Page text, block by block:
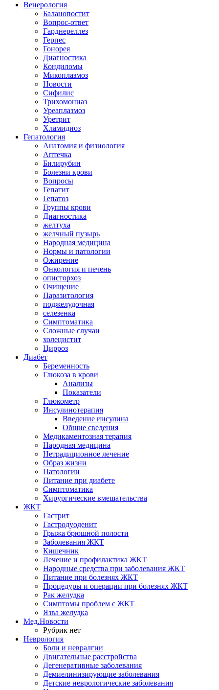
Венерология
Баланопостит
Вопрос-ответ
Гарднереллез
Герпес
Гонорея
Диагностика
Кондиломы
Микоплазмоз
Новости
Сифилис
Трихомониаз
Уреаплазмоз
Уретрит
Хламидиоз
Гепатология
Анатомия и физиология
Аптечка
Билирубин
Болезни крови
Вопросы
Гепатит
Гепатоз
Группы крови
Диагностика
желтуха
желчный пузырь
Народная медицина
Нормы и патологии
Ожирение
Онкология и печень
описторхоз
Очищение
Паразитология
поджелудочная
селезенка
Симптоматика
Сложные случаи
холецистит
Цирроз
Диабет
Беременность
Глюкоза в крови
Анализы
Показатели
Глюкометр
Инсулинотерапия
Введение инсулина
Общие сведения
Медикаментозная терапия
Народная медицина
Нетрадиционное лечение
Образ жизни
Патологии
Питание при диабете
Симптоматика
Хирургические вмешательства
ЖКТ
Гастрит
Гастродуоденит
Грыжа брюшной полости
Заболевания ЖКТ
Кишечник
Лечение и профилактика ЖКТ
Народные средства при заболевания ЖКТ
Питание при болезнях ЖКТ
Процедуры и операции при болезнях ЖКТ
Рак желудка
Симптомы проблем с ЖКТ
Язва желудка
Мед.Новости
Рубрик нет
Неврология
Боли и невралгии
Двигательные расстройства
Дегенеративные заболевания
Демиелинизирующие заболевания
Детские неврологические заболевания